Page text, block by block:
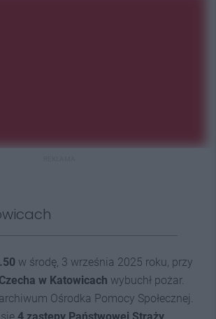
w środę, 3 września 2025 roku, przy
w Katowicach wybuchł pożar.
Ośrodka Pomocy Społecznej.
4 zastępy Państwowej Straży